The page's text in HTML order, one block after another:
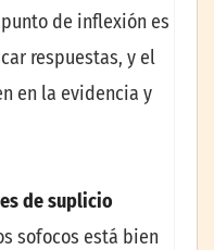
de inflexión es
respuestas, y el
en la evidencia y
de suplicio
sofocos está bien